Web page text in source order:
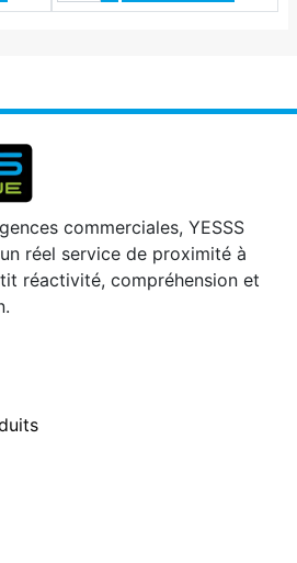
commerciales, YESSS
réel service de proximité à
réactivité, compréhension et